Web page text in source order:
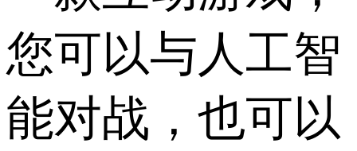
您可以与人工智
能对战，也可以